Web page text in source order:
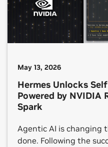
May 13, 2026
Hermes Unlocks
Powered by NVIDIA
Spark
Agentic AI is changing
done. Following the